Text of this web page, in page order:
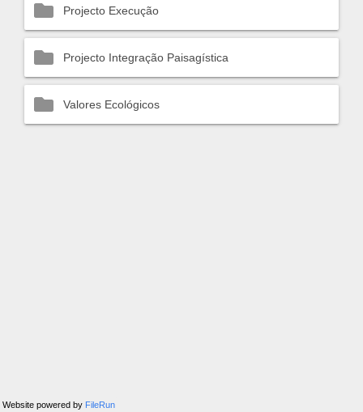
Projecto Execução
Projecto Integração Paisagística
Valores Ecológicos
Website powered by FileRun